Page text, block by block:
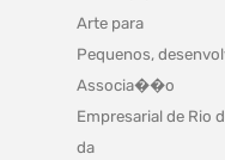
Arte para
Pequenos,
Associa��o
Empresarial de Rio
da